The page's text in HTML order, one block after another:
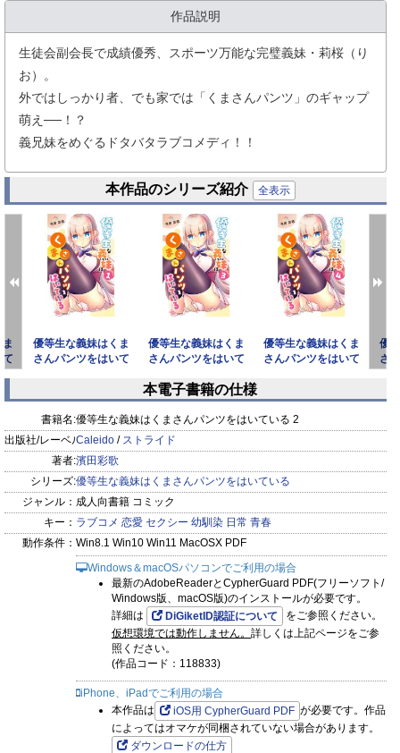
作品説明
生徒会副会長で成績優秀、スポーツ万能な完璧義妹・莉桜（り
お）。
外ではしっかり者、でも家では「くまさんパンツ」のギャップ
萌え──！？
義兄妹をめぐるドタバタラブコメディ！！
本作品のシリーズ紹介 全表示
て
優等生な義妹はくま
さんパンツをはいて
優等生な義妹はくま
さんパンツをはいて
優等生な義妹はくま
さんパンツをはいて
優
さ
prev next
本電子書籍の仕様
書籍名:優等生な義妹はくまさんパンツをはいている 2
出版社/レーベル:Caleido / ストライド
著者:濱田彩歌
シリーズ:優等生な義妹はくまさんパンツをはいている
ジャンル： 成人向書籍 コミック
キー： ラブコメ 恋愛 セクシー 幼馴染 日常 青春
動作条件： Win8.1 Win10 Win11 MacOSX PDF
Windows＆macOSパソコンでご利用の場合
最新のAdobeReaderとCypherGuard PDF(フリーソフト/
Windows版、macOS版)のインストールが必要です。
詳細は
DiGiketID認証について
をご参照ください。
仮想環境では動作しません。 詳しくは上記ページをご参
照ください。
(作品コード：118833)
iPhone、iPadでご利用の場合
本作品は
iOS用 CypherGuard PDF が必要です。作品
によってはオマケが同梱されていない場合があります。
ダウンロードの仕方